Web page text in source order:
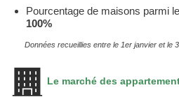
Pourcentage de maisons parmi
100%
Données recueillies entre le 1er janvier et le
Le marché des